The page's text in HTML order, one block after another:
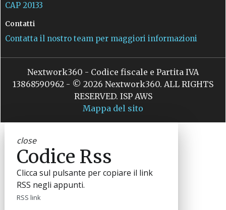
CAP 20133
Contatti
Contatta il nostro team per maggiori informazioni
Nextwork360 - Codice fiscale e Partita IVA
13868590962 - © 2026 Nextwork360. ALL RIGHTS
RESERVED. ISP AWS
Mappa del sito
close
Codice Rss
Clicca sul pulsante per copiare il link
RSS negli appunti.
RSS link